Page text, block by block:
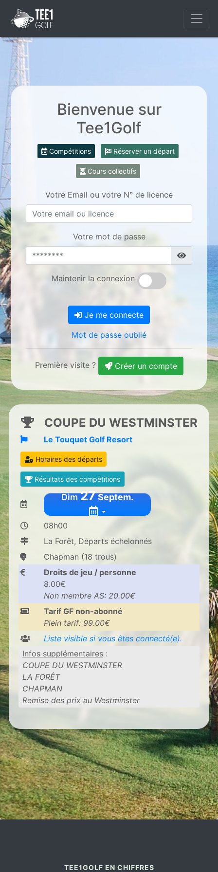
Bienvenue sur
Tee1Golf
Compétitions Réserver un départ
Cours collectifs
Votre Email ou votre N° de licence
Votre mot de passe
Maintenir la connexion
Je me connecte
Mot de passe oublié
Première visite ? Créer un compte
COUPE DU WESTMINSTER
Le Touquet Golf Resort
Horaires des départs
Résultats des compétitions
Dim 27 Septem.
08h00
La Forêt, Départs échelonnés
Chapman (18 trous)
Droits de jeu / personne
8.00€
Non membre AS: 20.00€
Tarif GF non-abonné
Plein tarif: 99.00€
Liste visible si vous êtes connecté(e).
Infos supplémentaires :
COUPE DU WESTMINSTER
LA FORÊT
CHAPMAN
Remise des prix au Westminster
TEE1GOLF EN CHIFFRES